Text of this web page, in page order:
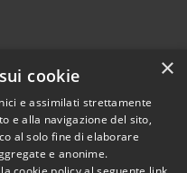
Copyright © 2026 • Comune di
×
cookie
e assimilati strettamente
e alla navigazione del sito,
al solo fine di elaborare
e anonime.